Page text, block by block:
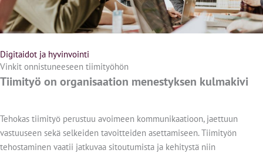
Digitaidot ja hyvinvointi
Vinkit onnistuneeseen tiimityöhön
Tiimityö on organisaation menestyksen kulmakivi
Tehokas tiimityö perustuu avoimeen kommunikaatioon, jaettuun
vastuuseen sekä selkeiden tavoitteiden asettamiseen. Tiimityön
tehostaminen vaatii jatkuvaa sitoutumista ja kehitystä niin